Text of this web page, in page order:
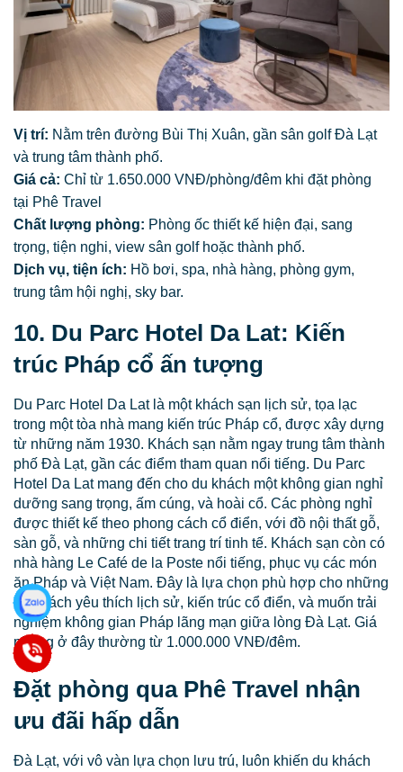
Vị trí: Nằm trên đường Bùi Thị Xuân, gần sân golf Đà Lạt
và trung tâm thành phố.
Giá cả: Chỉ từ 1.650.000 VNĐ/phòng/đêm khi đặt phòng
tại Phê Travel
Chất lượng phòng: Phòng ốc thiết kế hiện đại, sang
trọng, tiện nghi, view sân golf hoặc thành phố.
Dịch vụ, tiện ích: Hồ bơi, spa, nhà hàng, phòng gym,
trung tâm hội nghị, sky bar.
10. Du Parc Hotel Da Lat: Kiến
trúc Pháp cổ ấn tượng
Du Parc Hotel Da Lat là một khách sạn lịch sử, tọa lạc
trong một tòa nhà mang kiến trúc Pháp cổ, được xây dựng
từ những năm 1930. Khách sạn nằm ngay trung tâm thành
phố Đà Lạt, gần các điểm tham quan nổi tiếng. Du Parc
Hotel Da Lat mang đến cho du khách một không gian nghỉ
dưỡng sang trọng, ấm cúng, và hoài cổ. Các phòng nghỉ
được thiết kế theo phong cách cổ điển, với đồ nội thất gỗ,
sàn gỗ, và những chi tiết trang trí tinh tế. Khách sạn còn có
nhà hàng Le Café de la Poste nổi tiếng, phục vụ các món
ăn Pháp và Việt Nam. Đây là lựa chọn phù hợp cho những
du khách yêu thích lịch sử, kiến trúc cổ điển, và muốn trải
nghiệm không gian Pháp lãng mạn giữa lòng Đà Lạt. Giá
phòng ở đây thường từ 1.000.000 VNĐ/đêm.
Đặt phòng qua Phê Travel nhận
ưu đãi hấp dẫn
Đà Lạt, với vô vàn lựa chọn lưu trú, luôn khiến du khách